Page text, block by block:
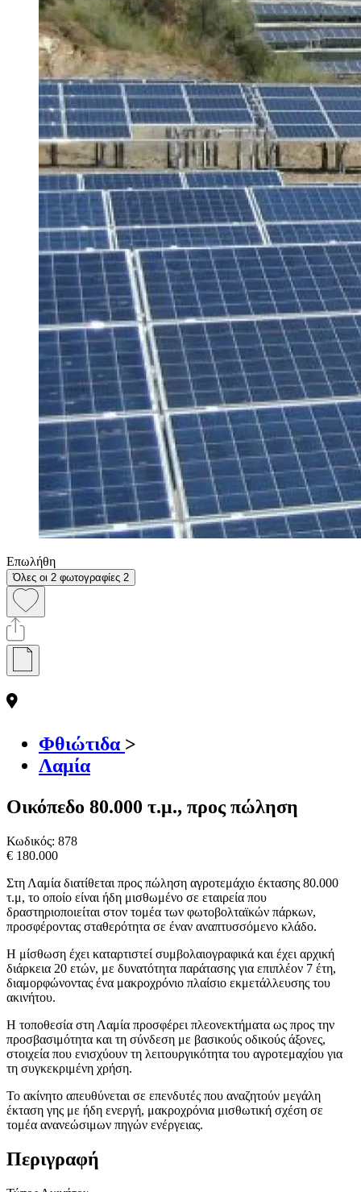
Επωλήθη
Όλες οι 2 φωτογραφίες 2
Φθιώτιδα >
Λαμία
Οικόπεδο 80.000 τ.μ., προς πώληση
Κωδικός: 878
€ 180.000
Στη Λαμία διατίθεται προς πώληση αγροτεμάχιο έκτασης 80.000
τ.μ, το οποίο είναι ήδη μισθωμένο σε εταιρεία που
δραστηριοποιείται στον τομέα των φωτοβολταϊκών πάρκων,
προσφέροντας σταθερότητα σε έναν αναπτυσσόμενο κλάδο.
Η μίσθωση έχει καταρτιστεί συμβολαιογραφικά και έχει αρχική
διάρκεια 20 ετών, με δυνατότητα παράτασης για επιπλέον 7 έτη,
διαμορφώνοντας ένα μακροχρόνιο πλαίσιο εκμετάλλευσης του
ακινήτου.
Η τοποθεσία στη Λαμία προσφέρει πλεονεκτήματα ως προς την
προσβασιμότητα και τη σύνδεση με βασικούς οδικούς άξονες,
στοιχεία που ενισχύουν τη λειτουργικότητα του αγροτεμαχίου για
τη συγκεκριμένη χρήση.
Το ακίνητο απευθύνεται σε επενδυτές που αναζητούν μεγάλη
έκταση γης με ήδη ενεργή, μακροχρόνια μισθωτική σχέση σε
τομέα ανανεώσιμων πηγών ενέργειας.
Περιγραφή